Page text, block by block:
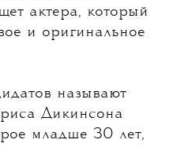
актера, который
и оригинальное
называют
Дикинсона
младше 30 лет,